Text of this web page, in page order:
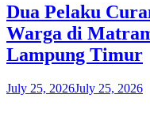
Dua Pelaku
Warga di
Lampung Timur
July 25, 2026July 25, 2026